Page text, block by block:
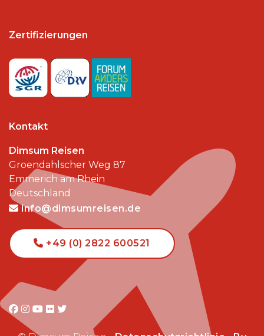
Zertifizierungen
Kontakt
Dimsum Reisen
Groendahlscher Weg 87
Emmerich am Rhein
Deutschland
info@dimsumreisen.de
+49 (0) 2822 600521